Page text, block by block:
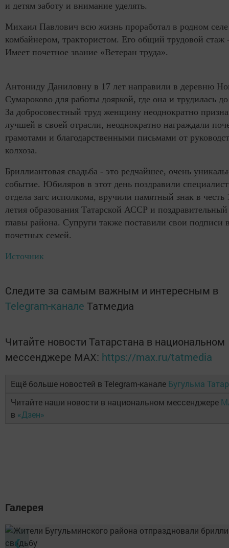
и детям заботу и внимание уделять.
Михаил Павлович всю жизнь проработал в родном селе
комбайнером, трактористом. Его общий трудовой стаж
Имеет почетное звание «Ветеран труда».
Антониду Даниловну в 17 лет направили в деревню
Сумароково для работы дояркой, где она и трудилась
За добросовестный труд женщину неоднократно
лучшей в своей отрасли, неоднократно награждали
грамотами и благодарственными письмами от
колхоза.
Бриллиантовая свадьба - это редчайшее, очень
событие. Юбиляров в этот день поздравили
отдела загс исполкома, вручили памятный знак в честь
летия образования Татарской АССР и поздравительный
главы района. Супруги также поставили свои подписи
почетных семей.
Источник
Следите за самым важным и интересным в
Telegram-канале Татмедиа
Читайте новости Татарстана в национальном
мессенджере MАХ: https://max.ru/tatmedia
Ещё больше новостей в Telegram-канале Бугульма
Читайте наши новости в национальном мессенджере
в «Дзен»
Галерея
❮